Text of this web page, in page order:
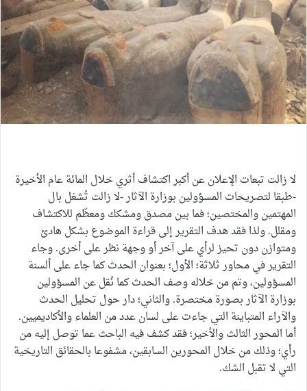
لا زالت تبعات الإعلان عن أكبر اكتشاف أثري خلال المائة عام الأخيرة
-طبقا لتصريحات المسؤولين بوزارة الآثار -لا زالت تُشغل بال
المهتمين والمختصين؛ فما بين مصدق ومشكك ومعظّم للاكتشاف
ومقلل. ولذا فقد هدف التقرير إلى قراءة الموضوع بشكل هادئ
ومتوازن دون تحيز لرأي على آخر أو وجهة نظر على أخرى. وجاء
التقرير في محاور ثلاثة؛ الأول؛ بعنوان الحدث كما جاء على ألسنة
المسؤولين، وتم من خلاله وصف الحدث كما نُقل عن المسؤولين
بوزارة الآثار بصورة مختصرة. والثاني؛ دار حول تحليل الحدث
والآراء المتباينة التي جاءت على لسان عدد من العلماء والأكاديميين.
أما المحور الثالث والأخير؛ فقد كشف فيه الباحث عما توصل إليه من
رأي؛ وذلك من خلال المحورين السابقين، مشفوعا بالحقائق التاريخية
التي لا تقبل الشك.